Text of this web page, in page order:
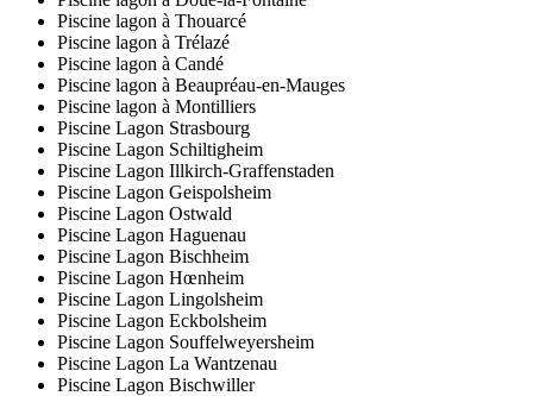
Piscine lagon à Thouarcé
Piscine lagon à Trélazé
Piscine lagon à Candé
Piscine lagon à Beaupréau-en-Mauges
Piscine lagon à Montilliers
Piscine Lagon Strasbourg
Piscine Lagon Schiltigheim
Piscine Lagon Illkirch-Graffenstaden
Piscine Lagon Geispolsheim
Piscine Lagon Ostwald
Piscine Lagon Haguenau
Piscine Lagon Bischheim
Piscine Lagon Hœnheim
Piscine Lagon Lingolsheim
Piscine Lagon Eckbolsheim
Piscine Lagon Souffelweyersheim
Piscine Lagon La Wantzenau
Piscine Lagon Bischwiller